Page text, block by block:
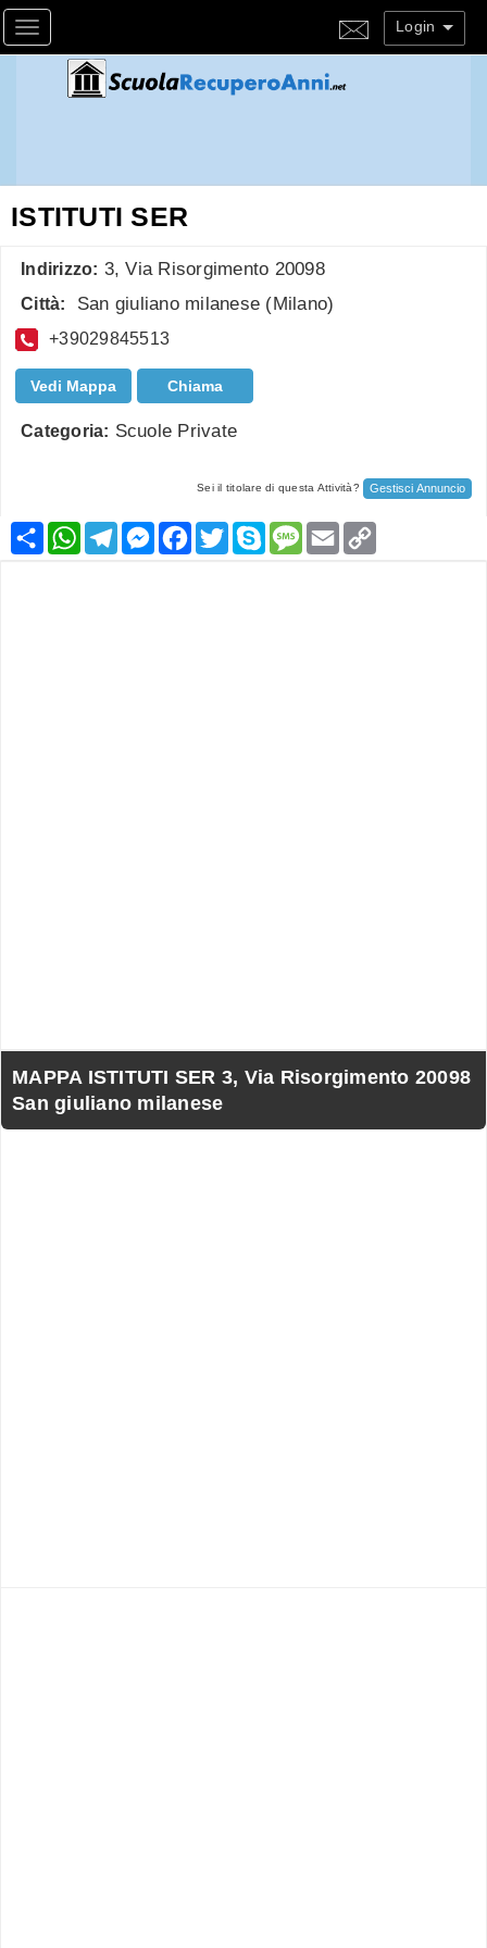
Toggle navigation Login
ISTITUTI SER
Indirizzo: 3, Via Risorgimento 20098
Città: San giuliano milanese (Milano)
+39029845513
Vedi Mappa Chiama
Categoria: Scuole Private
Sei il titolare di questa Attività? Gestisci Annuncio
CondividiWhatsApp
TelegramMessenger
Facebook
TwitterSkypeMessage
Email
MAPPA ISTITUTI SER 3, Via Risorgimento 20098
San giuliano milanese